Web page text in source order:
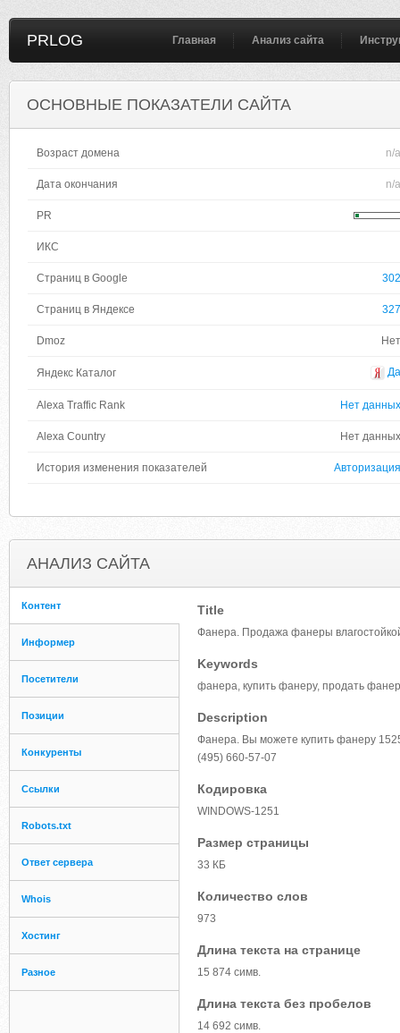
PRLOG Главная Анализ сайта
ОСНОВНЫЕ ПОКАЗАТЕЛИ САЙТА
Возраст домена n/a
Дата окончания n/a
PR
ИКС
Страниц в Google 302
Страниц в Яндексе 327
Dmoz Нет
Яндекс Каталог Да
Alexa Traffic Rank Нет данных
Alexa Country Нет данных
История изменения показателей Авторизация
АНАЛИЗ САЙТА
Контент
Информер
Посетители
Позиции
Конкуренты
Ссылки
Robots.txt
Ответ сервера
Whois
Хостинг
Разное
Title
Фанера. Продажа фанеры
Keywords
фанера, купить фанеру, продать
Description
Фанера. Вы можете купить фанеру
(495) 660-57-07
Кодировка
WINDOWS-1251
Размер страницы
33 КБ
Количество слов
973
Длина текста на странице
15 874 симв.
Длина текста без пробелов
14 692 симв.